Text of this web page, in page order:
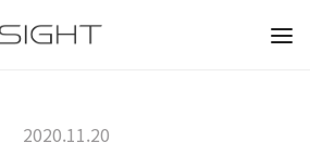
티피아이 인사이트
2020.11.20